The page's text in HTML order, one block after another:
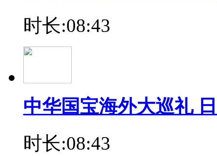
时长:08:43
中华国宝海外大巡礼
时长:08:43